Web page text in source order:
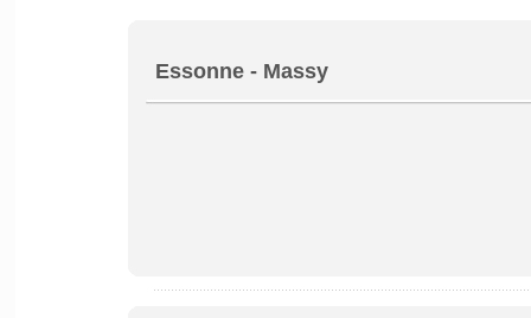
Essonne - Massy